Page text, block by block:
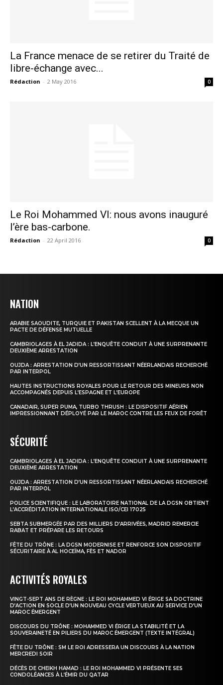
S'ABONNER MAINTENANT
La France menace de se retirer du Traité de
libre-échange avec...
Rédaction - 2 May 2016 0
Le Roi Mohammed VI: nous avons inauguré
l’ère bas-carbone.
Rédaction - 22 April 2016 0
NATION
ARABIE SAOUDITE, TURQUIE ET PAKISTAN SCELLENT À LA MECQUE UN
PACTE DE DÉFENSE MUTUELLE
CAMBRIOLAGES À EL JADIDA : L’ENQUÊTE CONDUIT À UNE SURPRENANTE
DEUXIÈME ARRESTATION
OUJDA : ARRESTATION D’UN RESSORTISSANT NÉERLANDAIS RECHERCHÉ
PAR INTERPOL
HAUTES INSTRUCTIONS ROYALES POUR LE RETOUR DES MINEURS NON
ACCOMPAGNÉS DEPUIS L’ESPAGNE ET L’EUROPE
CANADAIR, SUPER PUMA, TURBO THRUSH : LE DISPOSITIF AÉRIEN
IMPRESSIONNANT DÉPLOYÉ PAR LE MAROC CONTRE LES FEUX DE FORÊT
SÉCURITÉ
CAMBRIOLAGES À EL JADIDA : L’ENQUÊTE CONDUIT À UNE SURPRENANTE
DEUXIÈME ARRESTATION
OUJDA : ARRESTATION D’UN RESSORTISSANT NÉERLANDAIS RECHERCHÉ
PAR INTERPOL
POLICE SCIENTIFIQUE : LE LABORATOIRE NATIONAL DE LA DGSN OBTIENT
L’ACCRÉDITATION INTERNATIONALE ISO/CEI 17025
SEBTA SUBMERGÉE PAR DES MILLIERS D’ARRIVÉES, MADRID REMERCIE
RABAT ET PRÉPARE LES RETOURS
FÊTE DU TRÔNE : LA DGSN MODERNISE ET RENFORCE SON DISPOSITIF
SÉCURITAIRE À AL HOCEÏMA, FÈS ET NADOR
ACTIVITÉS ROYALES
VINGT-SEPT ANS DE RÈGNE : LE ROI MOHAMMED VI ÉRIGE SA DOCTRINE
D’ACTION EN SOCLE D’UN NOUVEAU CYCLE VERTUEUX AU SERVICE D’UN
MAROC ÉMERGENT
DISCOURS DU TRÔNE : MOHAMMED VI ÉRIGE LA STABILITÉ ET LA
SOUVERAINETÉ EN PILIERS DU MAROC ÉMERGENT (TEXTE INTÉGRAL)
FÊTE DU TRÔNE : SM LE ROI ADRESSERA UN DISCOURS À LA NATION
MERCREDI SOIR
DÉCÈS DE CHEIKH HAMAD : LE ROI MOHAMMED VI PRÉSENTE SES
CONDOLÉANCES À L’ÉMIR DU QATAR